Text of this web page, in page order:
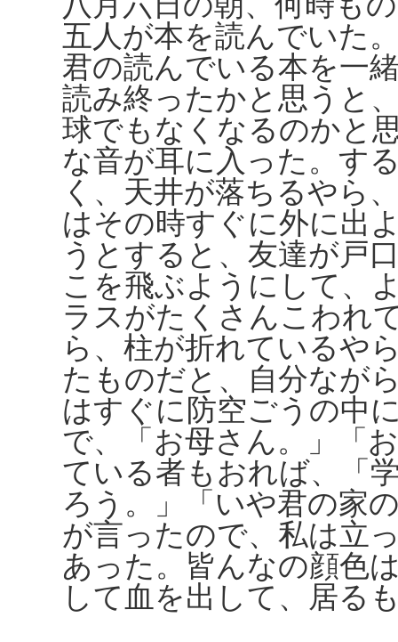
五人が本を読んでいた
君の読んでいる本を一
読み終ったかと思うと
球でもなくなるのかと
な音が耳に入った。す
く、天井が落ちるやら
はその時すぐに外に出
うとすると、友達が戸
こを飛ぶようにして、
ラスがたくさんこわれ
ら、柱が折れているや
たものだと、自分なが
はすぐに防空ごうの中
で、「お母さん。」「
ている者もおれば、「
ろう。」「いや君の家
が言ったので、私は立
あった。皆んなの顔色
して血を出して、居る